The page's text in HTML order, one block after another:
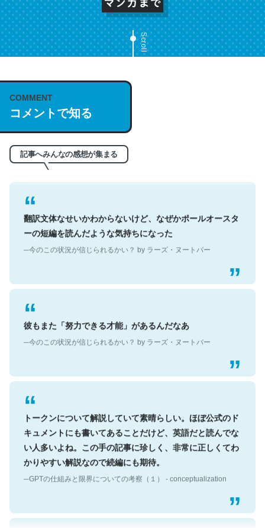
Scroll
COMMENT
コメントで知る
記事へみんなの感想が集まる
う。英語少しでも読める人は原文もお勧め。自分はこの流
れ好き。Let’s Fucking Go. Then Covid hit. Shit.
翻訳文体なせいかわからないけど、なぜかポールオースタ
ーの短編を読んだような気持ちになった
─今のこの状況が信じられるかい？ by ラーズ・ヌートバー
彼もまた「努力できる才能」があるんだなあ
─今のこの状況が信じられるかい？ by ラーズ・ヌートバー
トークンについて解説していて素晴らしい。ほぼ公式のド
キュメントにも書いてあることだけど、英語だと読んでな
い人多いよね。この手の記事に珍しく、非常に正しくてわ
かりやすい解説なので続編にも期待。
─GPTの仕組みと限界についての考察（１） - conceptualization